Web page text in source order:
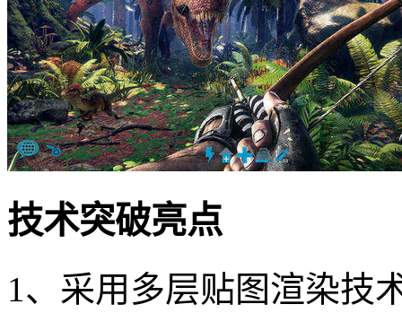
技术突破亮点
1、采用多层贴图渲染技